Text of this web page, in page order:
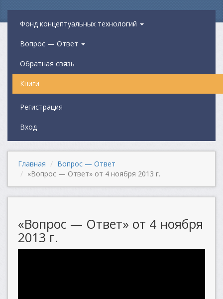
Фонд концептуальных технологий
Вопрос — Ответ
Обратная связь
Книги
Регистрация
Вход
Главная
Вопрос — Ответ
«Вопрос — Ответ» от 4 ноября 2013 г.
«Вопрос — Ответ» от 4 ноября
2013 г.